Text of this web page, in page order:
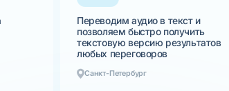
Переводим аудио в текст и
позволяем быстро получить
текстовую версию результатов
любых переговоров
Санкт-Петербург